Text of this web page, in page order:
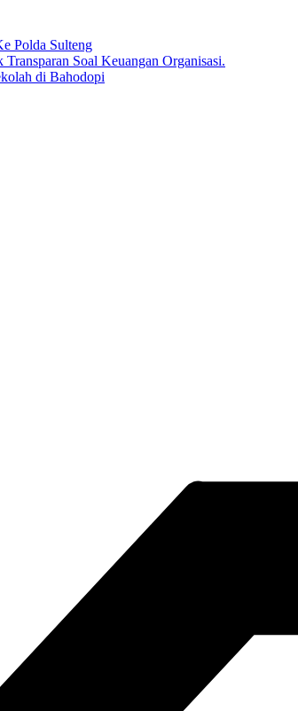
Polda Sulteng
Soal Keuangan Organisasi.
di Bahodopi